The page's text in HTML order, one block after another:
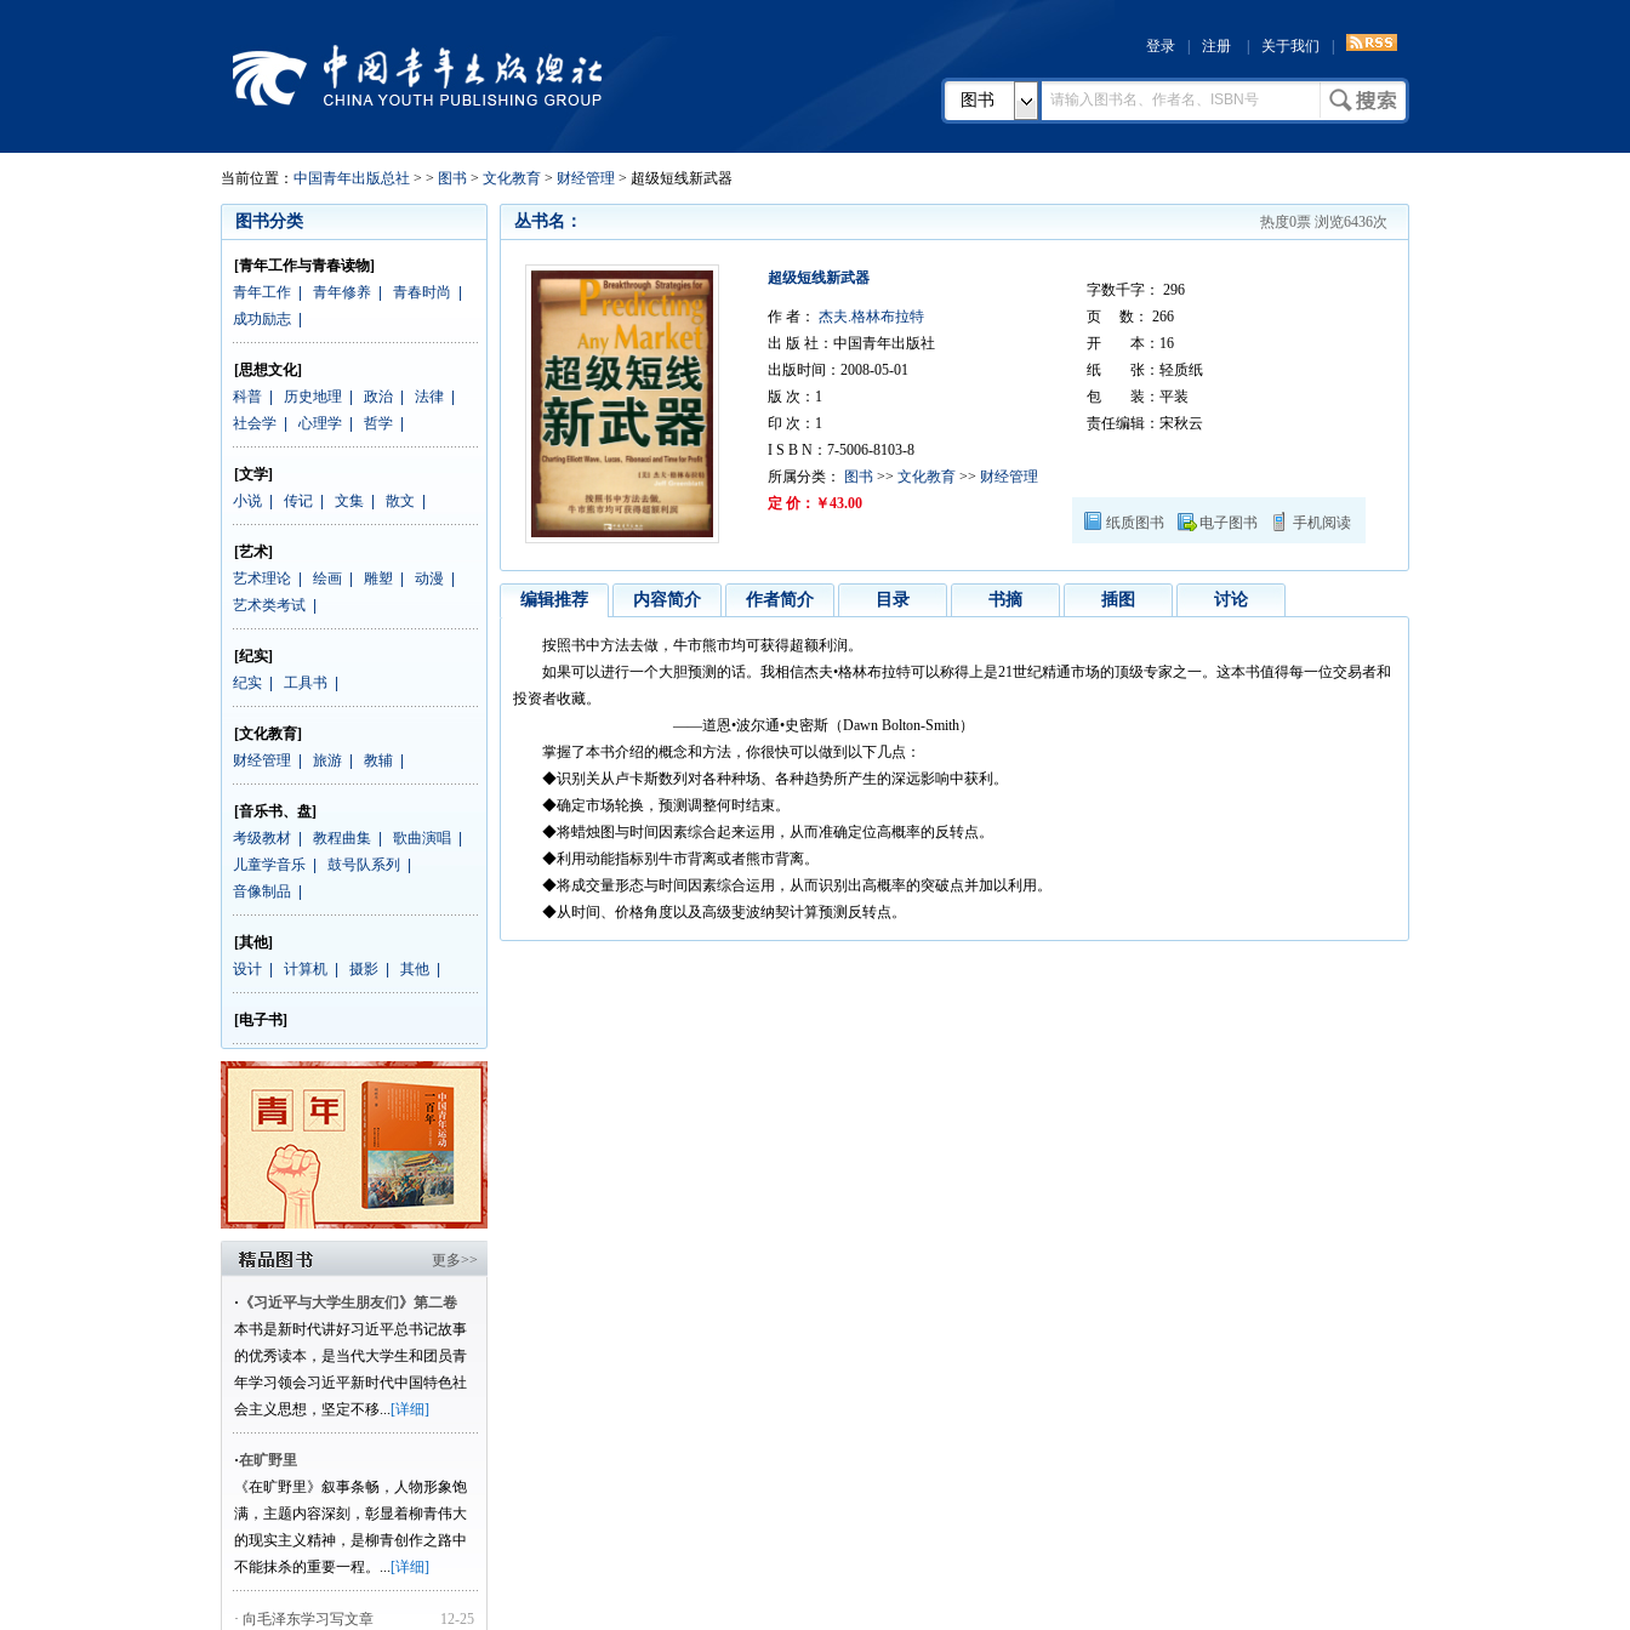
登录 注册 关于我们
图书
当前位置： 中国青年出版总社 > > 图书 > 文化教育 > 财经管理 > 超级短线新武器
图书分类
[青年工作与青春读物]
青年工作
青年修养 青春时尚
成功励志
[思想文化]
科普
历史地理 政治 法律
社会学
心理学 哲学
[文学]
小说
传记 文集 散文
[艺术]
艺术理论
绘画 雕塑 动漫
艺术类考试
[纪实]
纪实
工具书
[文化教育]
财经管理
旅游 教辅
[音乐书、盘]
考级教材
教程曲集 歌曲演唱
儿童学音乐
鼓号队系列
音像制品
[其他]
设计
计算机 摄影 其他
[电子书]
更多>>
· 《习近平与大学生朋友们》第二卷
本书是新时代讲好习近平总书记故事
的优秀读本，是当代大学生和团员青
年学习领会习近平新时代中国特色社
会主义思想，坚定不移...[详细]
·在旷野里
《在旷野里》叙事条畅，人物形象饱
满，主题内容深刻，彰显着柳青伟大
的现实主义精神，是柳青创作之路中
不能抹杀的重要一程。...[详细]
12-25
· 向毛泽东学习写文章
热度0票 浏览6436次
丛书名：
纸质图书 电子图书 手机阅读
超级短线新武器
作 者： 杰夫.格林布拉特
出 版 社：中国青年出版社
出版时间：2008-05-01
版 次：1
印 次：1
I S B N：7-5006-8103-8
所属分类：
图书 >> 文化教育 >> 财经管理
定 价：￥43.00
字数千字： 296
页 数： 266
开 本：16
纸 张：轻质纸
包 装：平装
责任编辑：宋秋云
编辑推荐 内容简介 作者简介 目录 书摘 插图 讨论
按照书中方法去做，牛市熊市均可获得超额利润。
如果可以进行一个大胆预测的话。我相信杰夫•格林布拉特可以称得上是21世纪精通市场的顶级专家之一。这本书值得每一位交易者和
投资者收藏。
——道恩•波尔通•史密斯（Dawn Bolton-Smith）
掌握了本书介绍的概念和方法，你很快可以做到以下几点：
◆识别关从卢卡斯数列对各种种场、各种趋势所产生的深远影响中获利。
◆确定市场轮换，预测调整何时结束。
◆将蜡烛图与时间因素综合起来运用，从而准确定位高概率的反转点。
◆利用动能指标别牛市背离或者熊市背离。
◆将成交量形态与时间因素综合运用，从而识别出高概率的突破点并加以利用。
◆从时间、价格角度以及高级斐波纳契计算预测反转点。